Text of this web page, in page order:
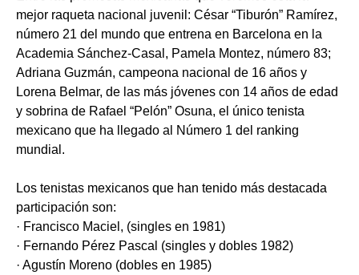
mejor raqueta nacional juvenil: César “Tiburón” Ramírez,
número 21 del mundo que entrena en Barcelona en la
Academia Sánchez-Casal, Pamela Montez, número 83;
Adriana Guzmán, campeona nacional de 16 años y
Lorena Belmar, de las más jóvenes con 14 años de edad
y sobrina de Rafael “Pelón” Osuna, el único tenista
mexicano que ha llegado al Número 1 del ranking
mundial.
Los tenistas mexicanos que han tenido más destacada
participación son:
· Francisco Maciel, (singles en 1981)
· Fernando Pérez Pascal (singles y dobles 1982)
· Agustín Moreno (dobles en 1985)